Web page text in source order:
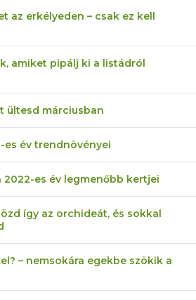
az erkélyeden – csak ez kell
amiket pipálj ki a listádról
ültesd márciusban
es év trendnövényei
es év legmenőbb kertjei
így az orchideát, és sokkal
– nemsokára egekbe szökik a